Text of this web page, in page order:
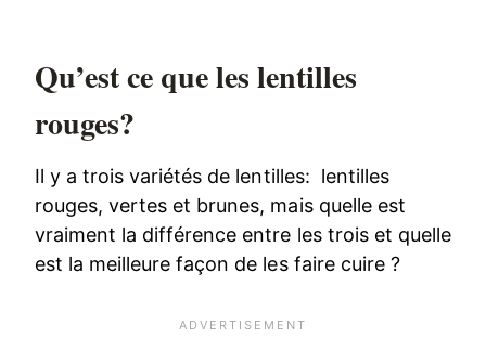
Qu’est ce que les lentilles
rouges?
Il y a trois variétés de lentilles: lentilles
rouges, vertes et brunes, mais quelle est
vraiment la différence entre les trois et quelle
est la meilleure façon de les faire cuire ?